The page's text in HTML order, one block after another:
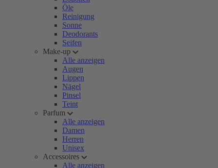
Öle
Reinigung
Sonne
Deodorants
Seifen
Make-up
Alle anzeigen
Augen
Lippen
Nägel
Pinsel
Teint
Parfum
Alle anzeigen
Damen
Herren
Unisex
Accessoires
Alle anzeigen